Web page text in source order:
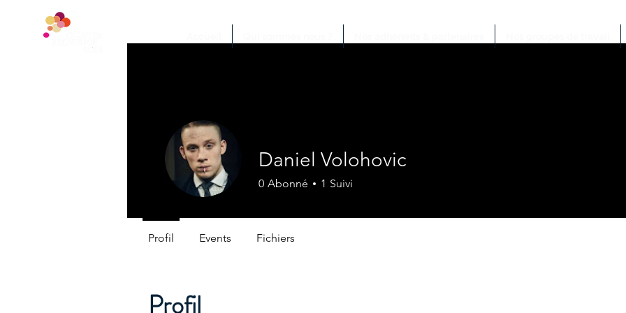
Profil
Daniel Volohovic
0 Abonné 1 Suivi
Profil Events Fichiers